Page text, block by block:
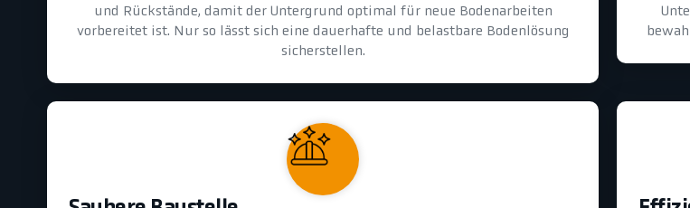
und Rückstände, damit der Untergrund optimal für neue Bodenarbeiten
vorbereitet ist. Nur so lässt sich eine dauerhafte und belastbare Bodenlösung
sicherstellen.